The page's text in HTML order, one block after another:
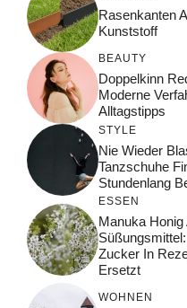
Rasenkanten
Kunststoff
BEAUTY
Doppelkinn
Moderne
Alltagstipps
STYLE
Nie Wieder
Tanzschuhe
Stundenlang
ESSEN
Manuka Honig
Zucker In
Ersetzt
WOHNEN